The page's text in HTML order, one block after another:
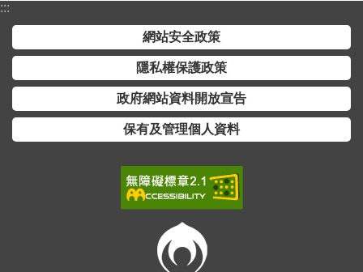
網
導
民
:::
網站安全政策
隱私權保護政策
政府網站資料開放宣告
保有及管理個人資料